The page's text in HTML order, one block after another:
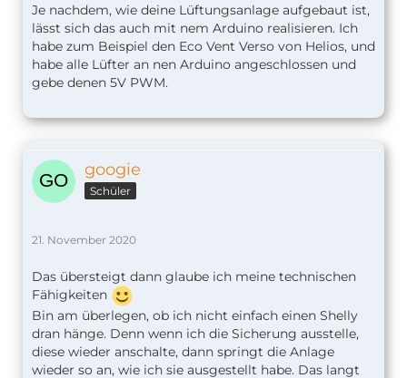
Je nachdem, wie deine Lüftungsanlage aufgebaut ist,
lässt sich das auch mit nem Arduino realisieren. Ich
habe zum Beispiel den Eco Vent Verso von Helios, und
habe alle Lüfter an nen Arduino angeschlossen und
gebe denen 5V PWM.
googie
Schüler
21. November 2020
Das übersteigt dann glaube ich meine technischen
Fähigkeiten
Bin am überlegen, ob ich nicht einfach einen Shelly
dran hänge. Denn wenn ich die Sicherung ausstelle,
diese wieder anschalte, dann springt die Anlage
wieder so an, wie ich sie ausgestellt habe. Das langt